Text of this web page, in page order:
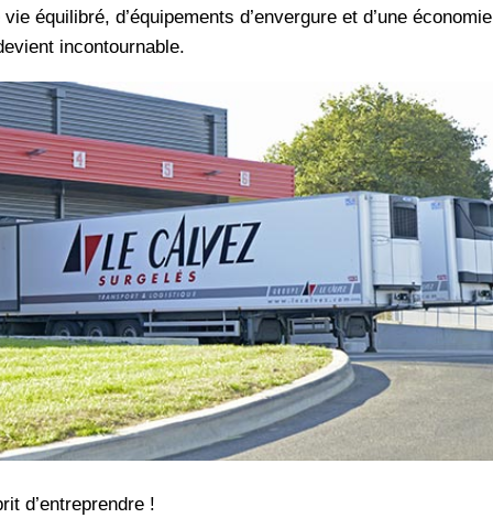
équilibré, d’équipements d’envergure et d’une économie
incontournable.
d’entreprendre !